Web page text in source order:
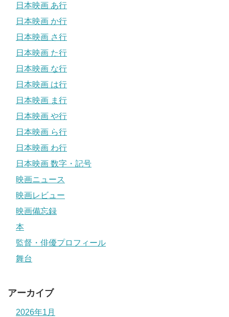
日本映画 あ行
日本映画 か行
日本映画 さ行
日本映画 た行
日本映画 な行
日本映画 は行
日本映画 ま行
日本映画 や行
日本映画 ら行
日本映画 わ行
日本映画 数字・記号
映画ニュース
映画レビュー
映画備忘録
本
監督・俳優プロフィール
舞台
アーカイブ
2026年1月